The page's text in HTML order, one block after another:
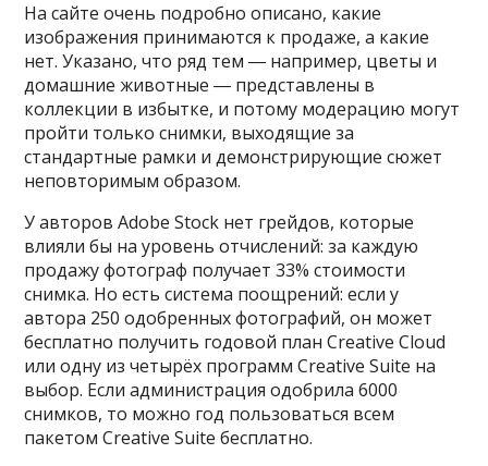
На сайте очень подробно описано, какие
изображения принимаются к продаже, а какие
нет. Указано, что ряд тем ― например, цветы и
домашние животные ― представлены в
коллекции в избытке, и потому модерацию могут
пройти только снимки, выходящие за
стандартные рамки и демонстрирующие сюжет
неповторимым образом.
У авторов Adobe Stock нет грейдов, которые
влияли бы на уровень отчислений: за каждую
продажу фотограф получает 33% стоимости
снимка. Но есть система поощрений: если у
автора 250 одобренных фотографий, он может
бесплатно получить годовой план Creative Cloud
или одну из четырёх программ Creative Suite на
выбор. Если администрация одобрила 6000
снимков, то можно год пользоваться всем
пакетом Creative Suite бесплатно.